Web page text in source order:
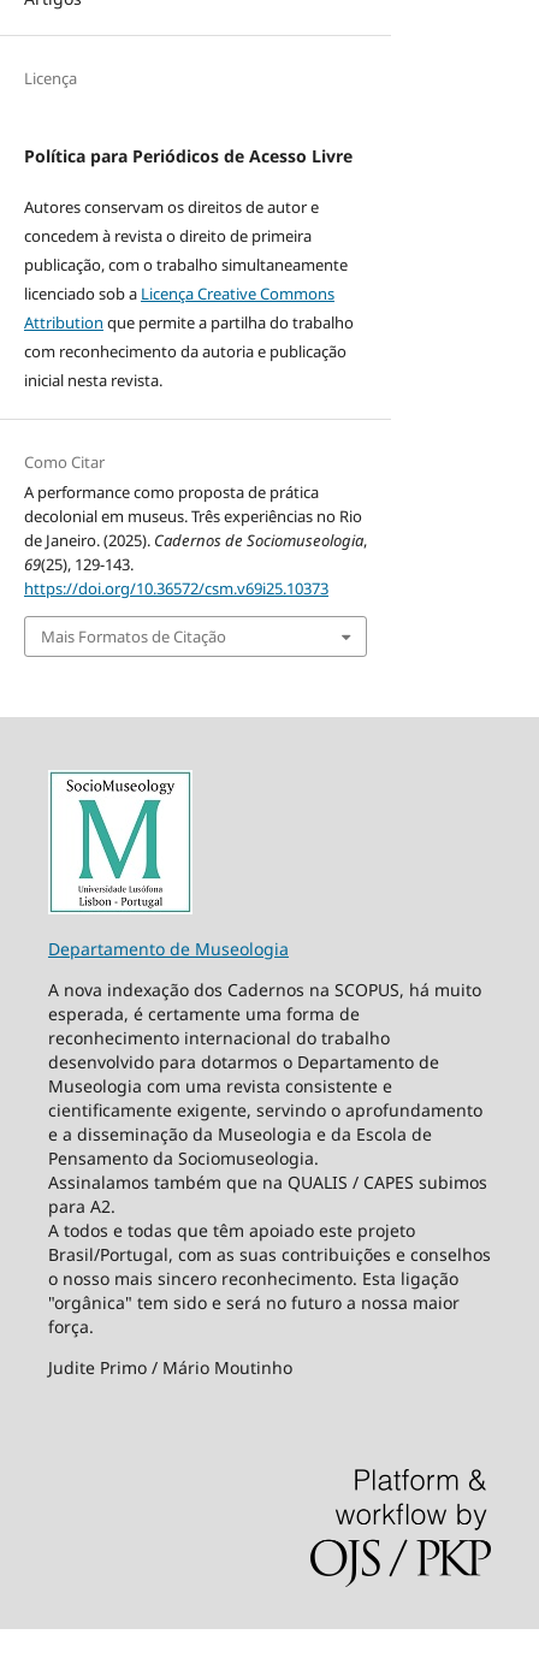
Licença
Política para Periódicos de Acesso Livre
Autores conservam os direitos de autor e
concedem à revista o direito de primeira
publicação, com o trabalho simultaneamente
licenciado sob a Licença Creative Commons
Attribution que permite a partilha do trabalho
com reconhecimento da autoria e publicação
inicial nesta revista.
Como Citar
A performance como proposta de prática
decolonial em museus. Três experiências no Rio
de Janeiro. (2025). Cadernos de Sociomuseologia,
69(25), 129-143.
https://doi.org/10.36572/csm.v69i25.10373
Mais Formatos de Citação
Departamento de Museologia
A nova indexação dos Cadernos na SCOPUS, há muito
esperada, é certamente uma forma de
reconhecimento internacional do trabalho
desenvolvido para dotarmos o Departamento de
Museologia com uma revista consistente e
cientificamente exigente, servindo o aprofundamento
e a disseminação da Museologia e da Escola de
Pensamento da Sociomuseologia.
Assinalamos também que na QUALIS / CAPES subimos
para A2.
A todos e todas que têm apoiado este projeto
Brasil/Portugal, com as suas contribuições e conselhos
o nosso mais sincero reconhecimento. Esta ligação
"orgânica" tem sido e será no futuro a nossa maior
força.
Judite Primo / Mário Moutinho